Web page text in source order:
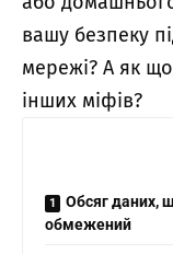
вашу безпеку
мережі? А як
інших міфів?
Обсяг даних,
обмежений